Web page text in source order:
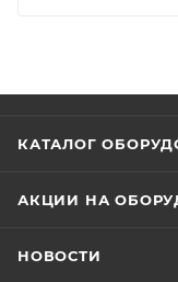
области кадра.
фильтрацию
КАТАЛОГ
АКЦИИ НА
НОВОСТИ